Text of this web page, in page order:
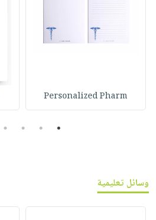
Personalized Pharm
1
2
3
4
وسائل تعليمية